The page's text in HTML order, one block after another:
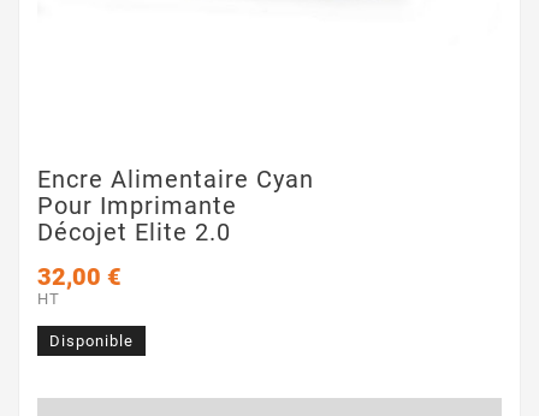
Encre Alimentaire Cyan
Pour Imprimante
Décojet Elite 2.0
32,00 €
HT
Disponible